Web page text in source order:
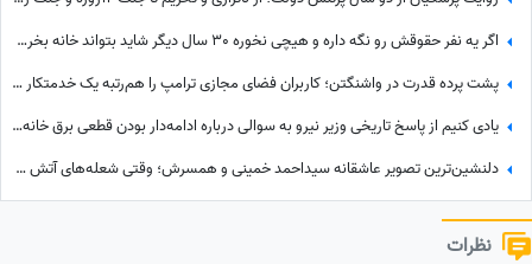
اگر یه نفر حقوقش رو نگه داره و هیچی نخوره 30 سال دیگر شاید بتواند خانه بخرد؛ جمله جالب پزشکیان که بار دیگر دست به دست می‌شود
پشت پرده قدرت در واشنگتن؛ کاربران فضای مجازی ترامپ را هم‌رتبه یک خدمتکار دانستند!+ عکس
یادی کنیم از پاسخ تاریخی وزیر نیرو به سوالی درباره ادامه‌دار بودن قطعی برق خانه‌ها که رسما بازی با اعصاب مردم بود!
دلنشین‌ترین تصویر عاشقانه سیداحمد خمینی و همسرش؛ وقتی شعله‌های آتش با قلب گره می‌خورند!+ عکس
نظرات